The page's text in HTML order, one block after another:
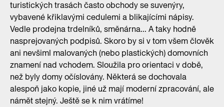
turistických trasách často obchody se suvenýry,
vybavené křiklavými cedulemi a blikajícími nápisy.
Vedle prodejna trdelníků, směnárna... A taky hodně
nasprejovaných podpisů. Skoro by si v tom všem člověk
ani nevšiml malovaných (nebo plastických) domovních
znamení nad vchodem. Sloužila pro orientaci v době,
než byly domy očíslovány. Některá se dochovala
alespoň jako kopie, jiné už mají moderní zpracování, ale
námět stejný. Ještě se k nim vrátíme!